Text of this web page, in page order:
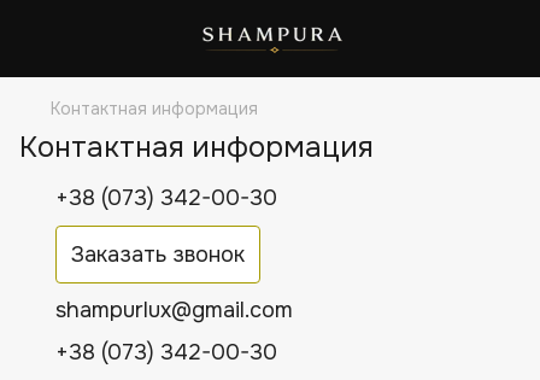
Контактная информация
Контактная информация
+38 (073) 342-00-30
Заказать звонок
shampurlux@gmail.com
+38 (073) 342-00-30